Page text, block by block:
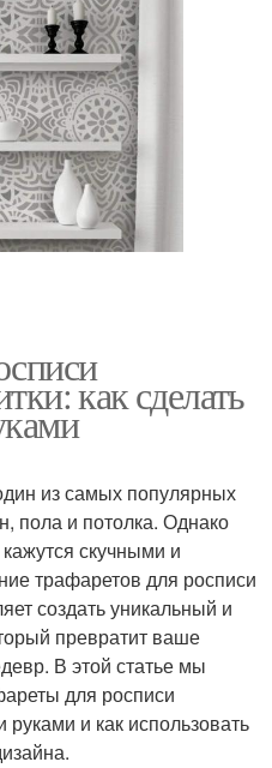
как сделать
из самых популярных
пола и потолка. Однако
скучными и
трафаретов для росписи
создать уникальный и
превратит ваше
В этой статье мы
для росписи
и как использовать